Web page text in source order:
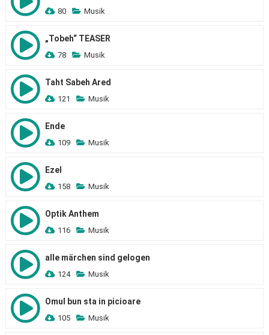
80 Musik
„Tobeh“ TEASER
78 Musik
Taht Sabeh Ared
121 Musik
Ende
109 Musik
Ezel
158 Musik
Optik Anthem
116 Musik
alle märchen sind gelogen
124 Musik
Omul bun sta in picioare
105 Musik